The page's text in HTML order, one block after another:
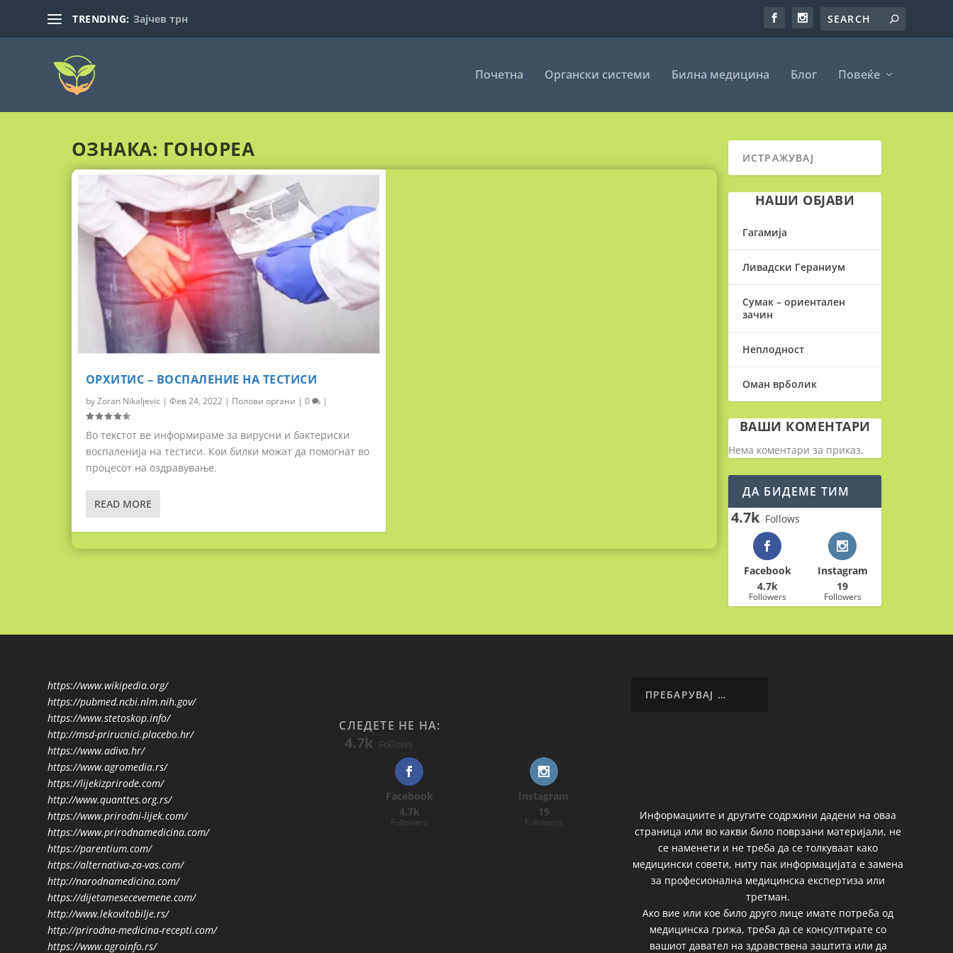
TRENDING: Зајчев трн
Почетна Органски системи Билна медицина Блог Повеќе
ОЗНАКА: ГОНОРЕА
ОРХИТИС – ВОСПАЛЕНИЕ НА ТЕСТИСИ
byZoran Nikaljevic | Фев 24, 2022 | Полови органи | 0 |
Во текстот ве информираме за вирусни и бактериски
воспаленија на тестиси. Кои билки можат да помогнат во
процесот на оздравување.
READ MORE
НАШИ ОБЈАВИ
Гагамија
Ливадски Гераниум
Сумак – ориентален
зачин
Неплодност
Оман врболик
ВАШИ КОМЕНТАРИ
Нема коментари за приказ.
ДА БИДЕМЕ ТИМ
4.7k Follows
Facebook
4.7k
Followers
Instagram
19
Followers
https://www.wikipedia.org/
https://pubmed.ncbi.nlm.nih.gov/
https://www.stetoskop.info/
http://msd-prirucnici.placebo.hr/
https://www.adiva.hr/
https://www.agromedia.rs/
https://lijekizprirode.com/
http://www.quanttes.org.rs/
https://www.prirodni-lijek.com/
https://www.prirodnamedicina.com/
https://parentium.com/
https://alternativa-za-vas.com/
http://narodnamedicina.com/
https://dijetamesecevemene.com/
http://www.lekovitobilje.rs/
http://prirodna-medicina-recepti.com/
https://www.agroinfo.rs/
СЛЕДЕТЕ НЕ НА:
4.7k Follows
Facebook
4.7k
Followers
Instagram
19
Followers
Информациите и другите содржини дадени на оваа
страница или во какви било поврзани материјали, не
се наменети и не треба да се толкуваат како
медицински совети, ниту пак информацијата е замена
за професионална медицинска експертиза или
третман.
Ако вие или кое било друго лице имате потреба од
медицинска грижа, треба да се консултирате со
вашиот давател на здравствена заштита или да